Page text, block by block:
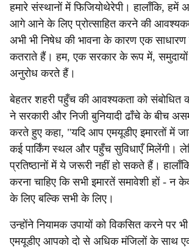
हमारे संस्थानों में फिजियोथेरेपी। हालाँकि, हमें
आगे आने के लिए प्रोत्साहित करने की
अभी भी निषेध की भावना के कारण एक साधारण
कतराते हैं। हम, एक सरकार के रूप में,
अनुरोध करते हैं।
बेहतर शहरी पहुँच की आवश्यकता को संबोधित
ने सरकारी और निजी बुनियादी ढाँचे के बीच
करते हुए कहा, "यदि आप एमयूडीए इमारतों में
कई पार्किंग स्थल और पहुँच सुविधाएँ मिलेंगी।
प्रतिष्ठानों में ये जरूरी नहीं हो सकते हैं।
करना चाहिए कि सभी इमारतें समावेशी हों - न
के लिए बल्कि सभी के लिए।
उन्होंने नियामक उपायों को विकसित करने पर
एमयूडीए आपको दो से अधिक मंजिलों के साथ